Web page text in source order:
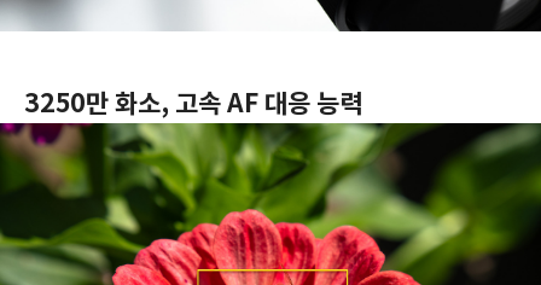
3250만 화소, 고속 AF 대응 능력